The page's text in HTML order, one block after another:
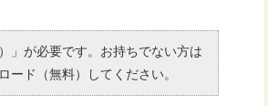
」が必要です。お持ちでない方は
ード（無料）してください。